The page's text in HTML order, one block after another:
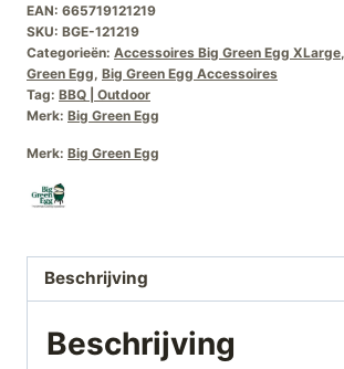
Multilevel
Rack
2-
delig
aantal
EAN: 665719121219
SKU: BGE-121219
Categorieën: Accessoires Big Green Egg XLarge,
Green Egg, Big Green Egg Accessoires
Tag: BBQ | Outdoor
Merk: Big Green Egg
Merk: Big Green Egg
Beschrijving
Beschrijving